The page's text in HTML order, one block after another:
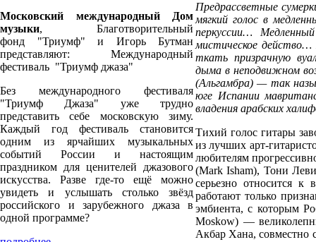
Московский международный Дом
музыки, Благотворительный
фонд "Триумф" и Игорь Бутман
представляют: Международный
фестиваль "Триумф джаза"
Без международного фестиваля
"Триумф Джаза" уже трудно
представить себе московскую зиму.
Каждый год фестиваль становится
одним из ярчайших музыкальных
событий России и настоящим
праздником для ценителей джазового
искусства. Разве где-то ещё можно
увидеть и услышать столько звёзд
российского и зарубежного джаза в
одной программе?
Предрассветные
мягкий голос в
перкуссии…
мистическое действо…
ткать призрачную
дыма в неподвижном
(Альгамбра) — так
юге Испании
владения арабских
Тихий голос гитары
из лучших арт-
любителям
(Mark Isham), Тони
серьезно относится
работают только
эмбиента, с которым
Moskow) —
Акбар Хана, совместно